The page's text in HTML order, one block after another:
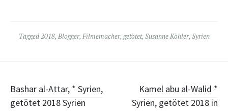
Tagged2018, Blogger, Filmemacher, getötet, Susanne Köhler, Syrien
Post
Bashar al-Attar, * Syrien,
getötet 2018 Syrien
Kamel abu al-Walid *
Syrien, getötet 2018 in